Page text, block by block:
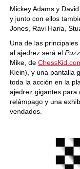
Mickey Adams y
y junto con ellos
Jones, Ravi Haria,
Una de las
al ajedrez será el
Mike, de
Klein), y una pantalla
toda la acción en la
ajedrez gigantes para
relámpago y una
vendados.